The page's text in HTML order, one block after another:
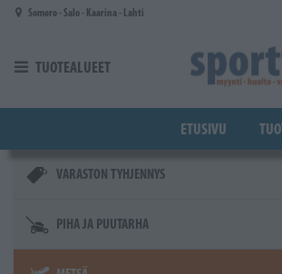
Siirry pääsisältöön
Somero - Salo - Kaarina - Lahti
TUOTEALUEET
ETUSIVU
VARASTON TYHJENNYS
PIHA JA PUUTARHA